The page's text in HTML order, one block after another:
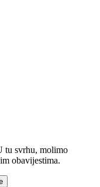
tu svrhu, molimo
obavijestima.